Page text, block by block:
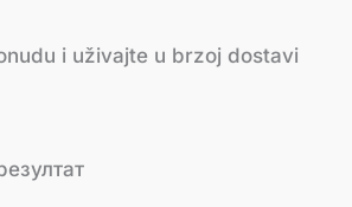
i uživajte u brzoj dostavi